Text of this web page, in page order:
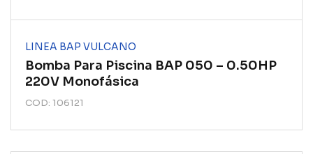
LINEA BAP VULCANO
Bomba Para Piscina BAP 050 – 0.50HP
220V Monofásica
COD: 106121